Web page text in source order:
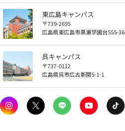
東広島キャンパス
〒739-2695
広島県東広島市黒瀬学園台555-36
呉キャンパス
〒737-0112
広島県呉市広古新開5-1-1